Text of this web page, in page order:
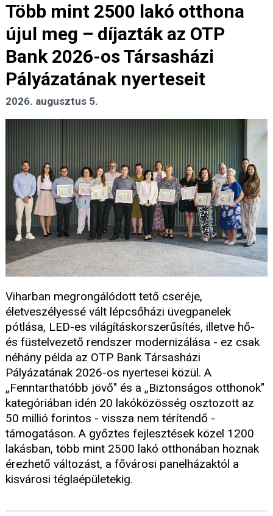
Több mint 2500 lakó otthona
újul meg – díjazták az OTP
Bank 2026-os Társasházi
Pályázatának nyerteseit
2026. augusztus 5.
Viharban megrongálódott tető cseréje,
életveszélyessé vált lépcsőházi üvegpanelek
pótlása, LED-es világításkorszerűsítés, illetve hő-
és füstelvezető rendszer modernizálása - ez csak
néhány példa az OTP Bank Társasházi
Pályázatának 2026-os nyertesei közül. A
„Fenntarthatóbb jövő" és a „Biztonságos otthonok"
kategóriában idén 20 lakóközösség osztozott az
50 millió forintos - vissza nem térítendő -
támogatáson. A győztes fejlesztések közel 1200
lakásban, több mint 2500 lakó otthonában hoznak
érezhető változást, a fővárosi panelházaktól a
kisvárosi téglaépületekig.